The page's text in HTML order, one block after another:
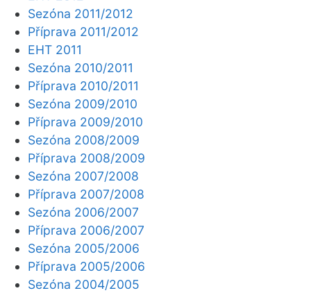
Sezóna 2011/2012
Příprava 2011/2012
EHT 2011
Sezóna 2010/2011
Příprava 2010/2011
Sezóna 2009/2010
Příprava 2009/2010
Sezóna 2008/2009
Příprava 2008/2009
Sezóna 2007/2008
Příprava 2007/2008
Sezóna 2006/2007
Příprava 2006/2007
Sezóna 2005/2006
Příprava 2005/2006
Sezóna 2004/2005